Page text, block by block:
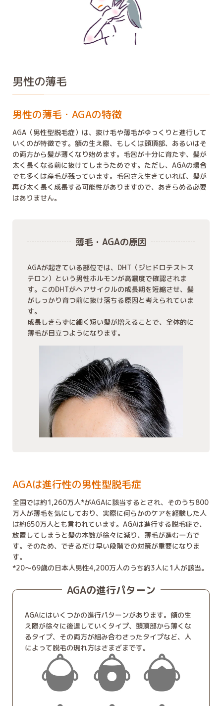
男性の薄毛
男性の薄毛・AGAの特徴
AGA（男性型脱毛症）は、抜け毛や薄毛がゆっくりと進行して
いくのが特徴です。額の生え際、もしくは頭頂部、あるいはそ
の両方から髪が薄くなり始めます。毛包が十分に育たず、髪が
太く長くなる前に抜けてしまうためです。ただし、AGAの場合
でも多くは産毛が残っています。毛包さえ生きていれば、髪が
再び太く長く成長する可能性がありますので、あきらめる必要
はありません。
薄毛・AGAの原因
AGAが起きている部位では、DHT（ジヒドロテストス
テロン）という男性ホルモンが高濃度で確認されま
す。このDHTがヘアサイクルの成長期を短縮させ、髪
がしっかり育つ前に抜け落ちる原因と考えられていま
す。
成長しきらずに細く短い髪が増えることで、全体的に
薄毛が目立つようになります。
AGAは進行性の男性型脱毛症
全国では約1,260万人*がAGAに該当するとされ、そのうち800
万人が薄毛を気にしており、実際に何らかのケアを経験した人
は約650万人とも言われています。AGAは進行する脱毛症で、
放置してしまうと髪の本数が徐々に減り、薄毛が進む一方で
す。そのため、できるだけ早い段階での対策が重要になりま
す。
*20～69歳の日本人男性4,200万人のうち約3人に1人が該当。
AGAの進行パターン
AGAにはいくつかの進行パターンがあります。額の生
え際が徐々に後退していくタイプ、頭頂部から薄くな
るタイプ、その両方が組み合わさったタイプなど、人
によって脱毛の現れ方はさまざまです。